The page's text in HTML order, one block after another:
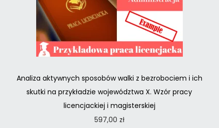
Analiza aktywnych sposobów walki z bezrobociem i ich
skutki na przykładzie województwa X. Wzór pracy
licencjackiej i magisterskiej
597,00 zł